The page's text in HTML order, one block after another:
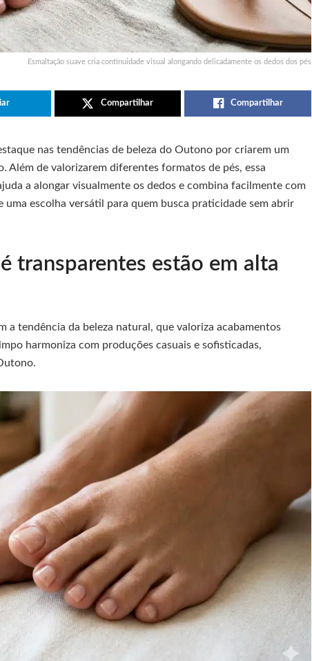
Esmaltação suave cria continuidade visual alongando delicadamente os dedos dos pés
Compartilhar Compartilhar
nas tendências de beleza do Outono por criarem um
Além de valorizarem diferentes formatos de pés, essa
a alongar visualmente os dedos e combina facilmente com
escolha versátil para quem busca praticidade sem abrir
transparentes estão em alta
a tendência da beleza natural, que valoriza acabamentos
harmoniza com produções casuais e sofisticadas,